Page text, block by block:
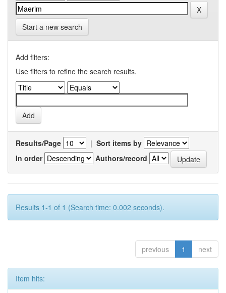
Start a new search
Add filters:
Use filters to refine the search results.
Results/Page | Sort items by
In order
Authors/record
Results 1-1 of 1 (Search time: 0.002 seconds).
previous 1 next
Item hits: